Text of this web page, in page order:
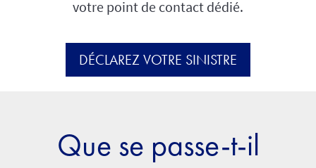
votre point de contact dédié.
DÉCLAREZ VOTRE SINISTRE
Que se passe-t-il